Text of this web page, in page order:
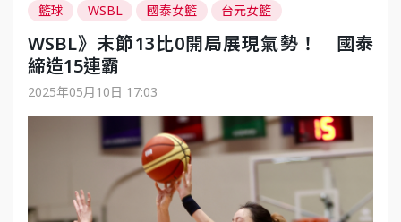
籃球 WSBL 國泰女籃 台元女籃
WSBL》末節13比0開局展現氣勢！ 國泰
締造15連霸
2025年05月10日 17:03